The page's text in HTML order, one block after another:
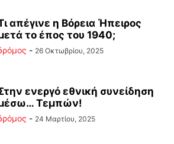
απέγινε η Βόρεια Ήπειρος
το έπος του 1940;
- 26 Οκτωβρίου, 2025
ενεργό εθνική συνείδηση
Τεμπών!
- 24 Μαρτίου, 2025